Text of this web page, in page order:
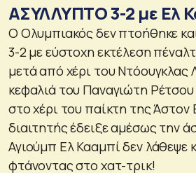
ΑΣΥΛΛΥΠΤΟ 3-2 με Ελ
Ο Ολυμπιακός δεν πτοήθηκε
3-2 με εύστοχη εκτέλεση
μετά από χέρι του Ντόουγκλας
κεφαλιά του Παναγιώτη
στο χέρι του παίκτη της Άστον
διαιτητής έδειξε αμέσως την
Αγιούμπ Ελ Κααμπί δεν λάθεψε
φτάνοντας στο χατ-τρικ!